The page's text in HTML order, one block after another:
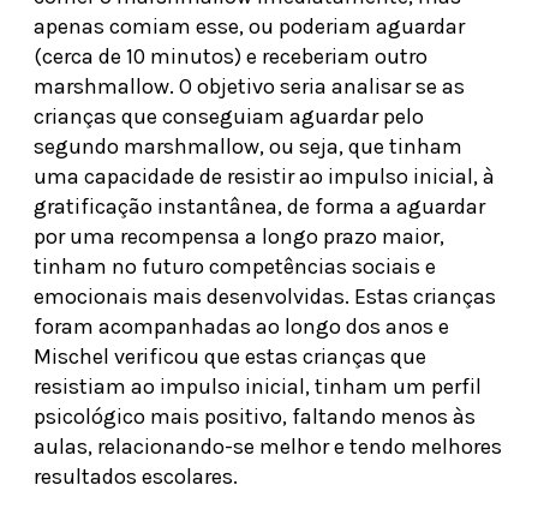
apenas comiam esse, ou poderiam aguardar
(cerca de 10 minutos) e receberiam outro
marshmallow. O objetivo seria analisar se as
crianças que conseguiam aguardar pelo
segundo marshmallow, ou seja, que tinham
uma capacidade de resistir ao impulso inicial, à
gratificação instantânea, de forma a aguardar
por uma recompensa a longo prazo maior,
tinham no futuro competências sociais e
emocionais mais desenvolvidas. Estas crianças
foram acompanhadas ao longo dos anos e
Mischel verificou que estas crianças que
resistiam ao impulso inicial, tinham um perfil
psicológico mais positivo, faltando menos às
aulas, relacionando-se melhor e tendo melhores
resultados escolares.